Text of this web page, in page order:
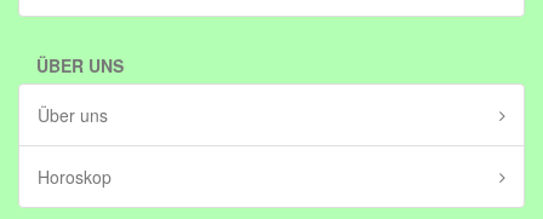
ÜBER UNS
Über uns
Horoskop